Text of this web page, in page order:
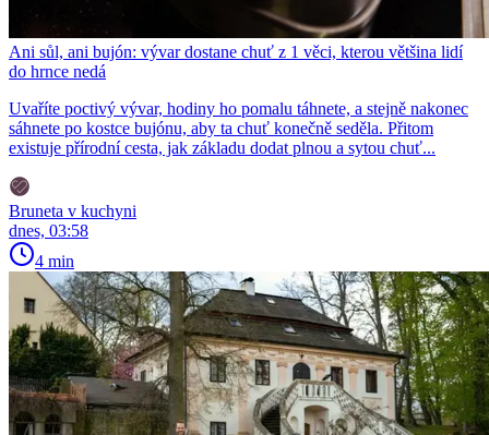
Ani sůl, ani bujón: vývar dostane chuť z 1 věci, kterou většina lidí
do hrnce nedá
Uvaříte poctivý vývar, hodiny ho pomalu táhnete, a stejně nakonec
sáhnete po kostce bujónu, aby ta chuť konečně seděla. Přitom
existuje přírodní cesta, jak základu dodat plnou a sytou chuť...
Bruneta v kuchyni
dnes, 03:58
4 min